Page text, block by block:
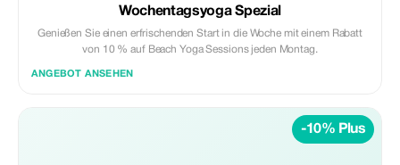
Wochentagsyoga Spezial
Genießen Sie einen erfrischenden Start in die Woche mit einem Rabatt
von 10 % auf Beach Yoga Sessions jeden Montag.
ANGEBOT ANSEHEN
-10% Plus